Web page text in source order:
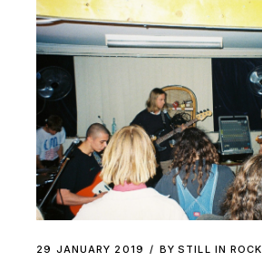
29 JANUARY 2019 BY STILL IN ROCK